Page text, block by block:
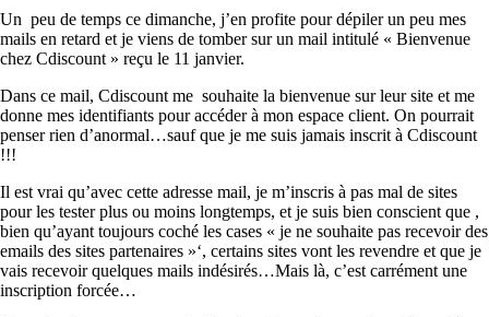
Un peu de temps ce dimanche, j’en profite pour dépiler un peu mes
mails en retard et je viens de tomber sur un mail intitulé « Bienvenue
chez Cdiscount » reçu le 11 janvier.
Dans ce mail, Cdiscount me souhaite la bienvenue sur leur site et me
donne mes identifiants pour accéder à mon espace client. On pourrait
penser rien d’anormal…sauf que je me suis jamais inscrit à Cdiscount
!!!
Il est vrai qu’avec cette adresse mail, je m’inscris à pas mal de sites
pour les tester plus ou moins longtemps, et je suis bien conscient que ,
bien qu’ayant toujours coché les cases « je ne souhaite pas recevoir des
emails des sites partenaires »‘, certains sites vont les revendre et que je
vais recevoir quelques mails indésirés…Mais là, c’est carrément une
inscription forcée…